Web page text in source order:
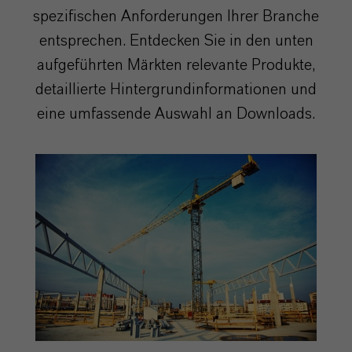
spezifischen Anforderungen Ihrer Branche
entsprechen. Entdecken Sie in den unten
aufgeführten Märkten relevante Produkte,
detaillierte Hintergrundinformationen und
eine umfassende Auswahl an Downloads.